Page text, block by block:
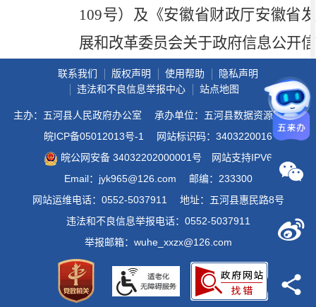
109号）及《安徽省财政厅安徽省发
展和改革委员会关于政府信息公开信
息处理费有关事项的通知》（皖财综
〔 2021〕28 号）有关规定执行。
三、不予公开
1．依法确定为国家秘密的政府
信息，法律、行政法规禁止公开的政
府信息，以及公开后可能危及国家安
全、公共安全、经济安全、社会稳定
的政府信息，不予公开。
2．涉及商业秘密、个人隐私等
联系我们 版权声明 使用帮助
隐私声明
违法和不良信息举报中心
站点地图
主办：五河县人民政府办公室
承办单位：五河县数据资源管理局
皖ICP备05012013号-1
网站标识码：3403220016
皖公网安备 34032202000001号
网站支持IPV6
Email：jyk965@126.com
邮编：233300
网站运维电话：0552-5037911
地址：五河县惠民路8号
违法和不良信息举报电话：0552-5037911
举报邮箱：wuhe_xxzx@126.com